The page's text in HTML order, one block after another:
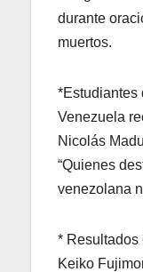
durante
muertos.
*Estudiantes
Venezuela
Nicolás
“Quienes
venezolana
* Resultados
Keiko